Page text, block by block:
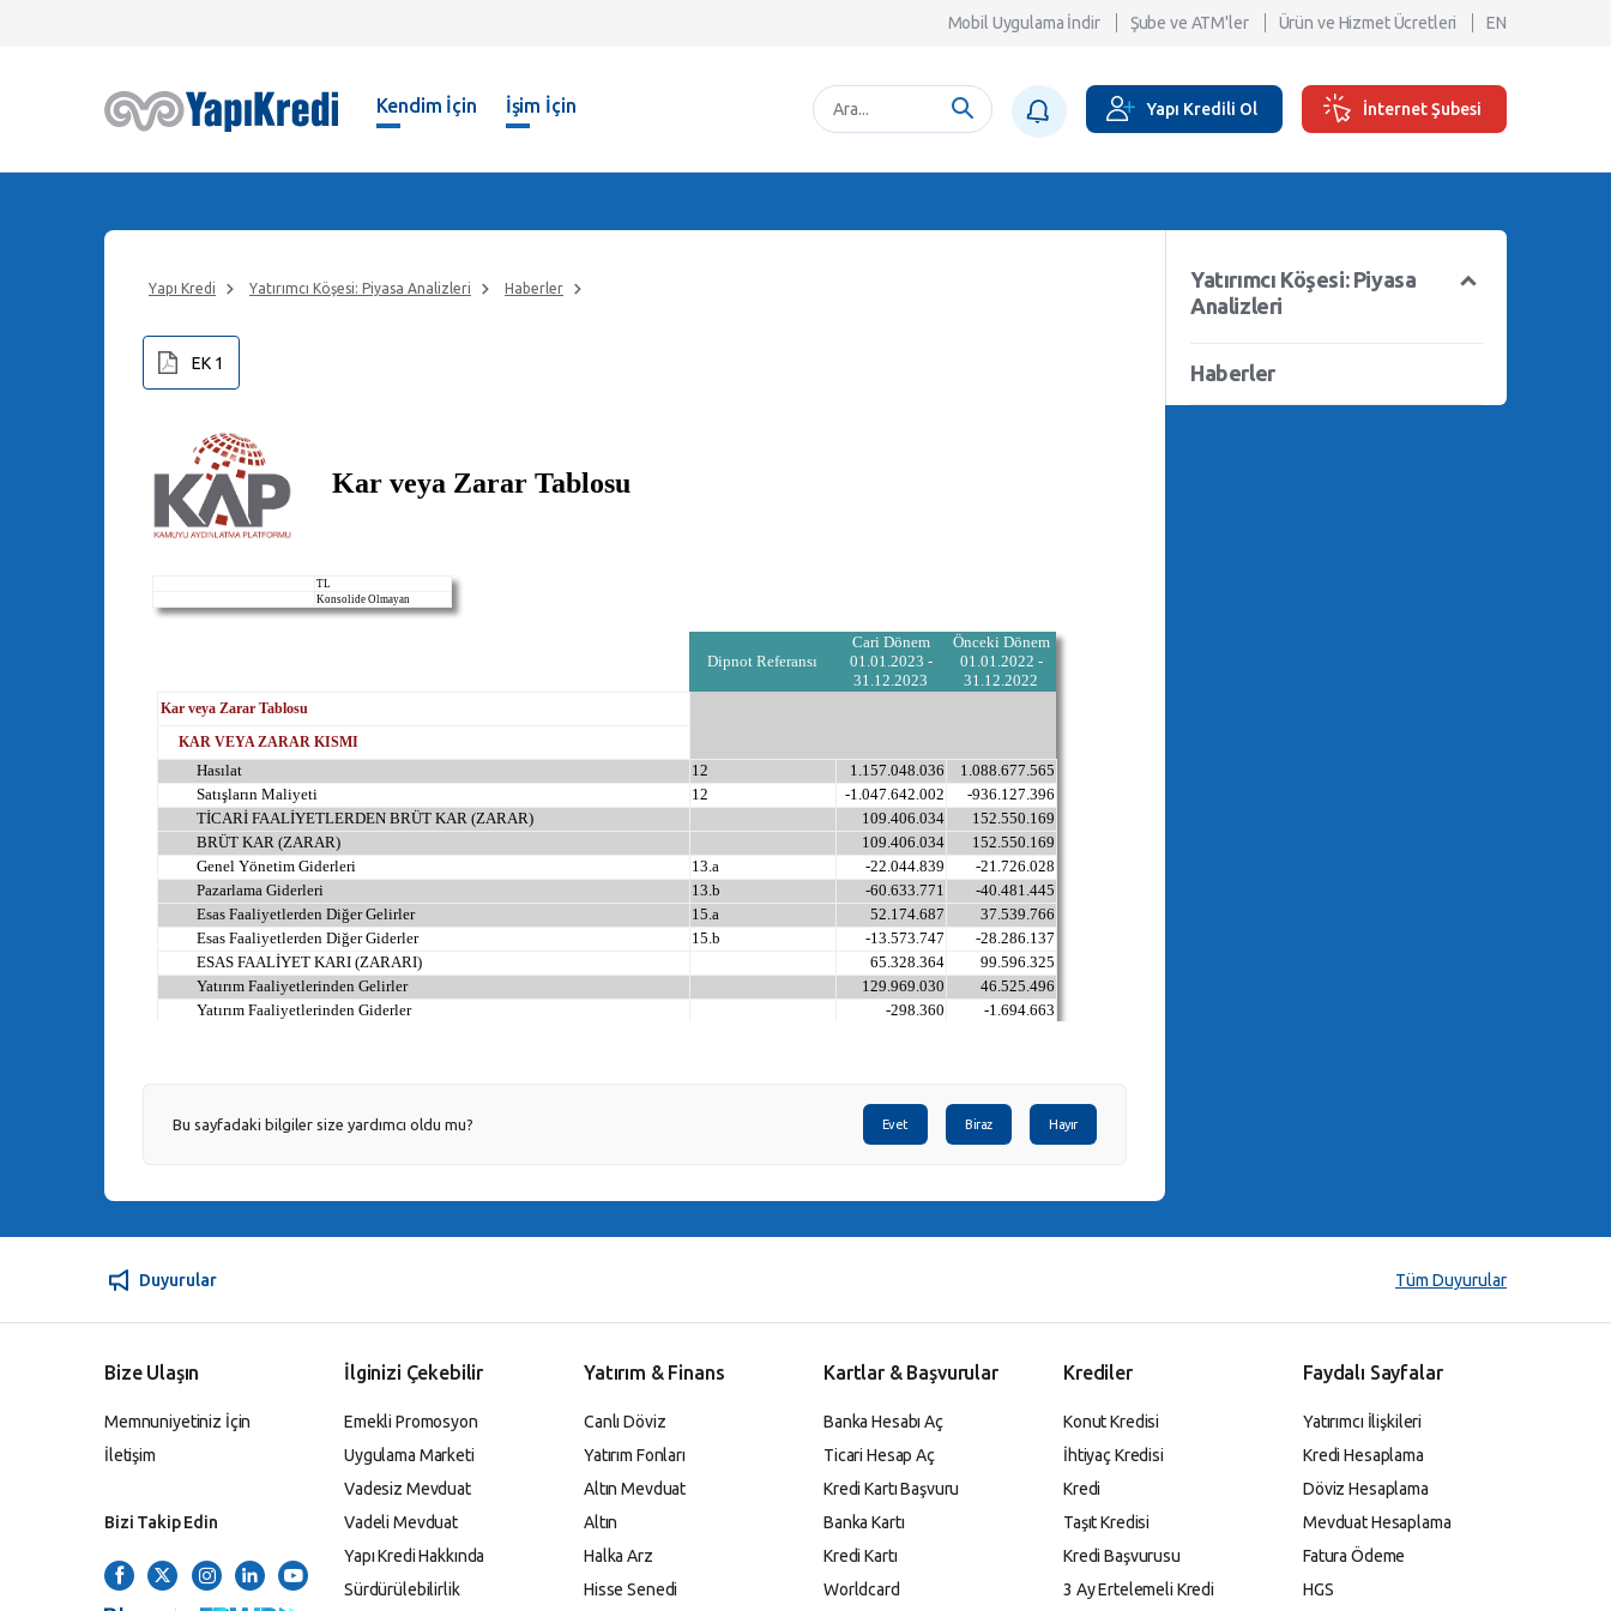
Mobil Uygulama İndir Şube ve ATM'ler Ürün ve Hizmet Ücretleri EN
Kendim İçin İşim İçin Yapı Kredili Ol İnternet Şubesi
Yapı Kredi Yatırımcı Köşesi: Piyasa Analizleri Haberler
EK 1
Bu sayfadaki bilgiler size yardımcı oldu mu? Evet Biraz Hayır
Yatırımcı Köşesi: Piyasa
Analizleri
Haberler
Duyurular Tüm Duyurular
Bize Ulaşın
Memnuniyetiniz İçin
İletişim
Bizi Takip Edin
İlginizi Çekebilir
Emekli Promosyon
Uygulama Marketi
Vadesiz Mevduat
Vadeli Mevduat
Yapı Kredi Hakkında
Sürdürülebilirlik
Yatırım & Finans
Canlı Döviz
Yatırım Fonları
Altın Mevduat
Altın
Halka Arz
Hisse Senedi
Kartlar & Başvurular
Banka Hesabı Aç
Ticari Hesap Aç
Kredi Kartı Başvuru
Banka Kartı
Kredi Kartı
Worldcard
Krediler
Konut Kredisi
İhtiyaç Kredisi
Kredi
Taşıt Kredisi
Kredi Başvurusu
3 Ay Ertelemeli Kredi
Faydalı Sayfalar
Yatırımcı İlişkileri
Kredi Hesaplama
Döviz Hesaplama
Mevduat Hesaplama
Fatura Ödeme
HGS